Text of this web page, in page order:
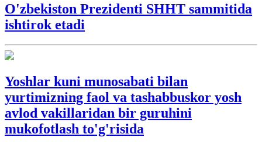
O'zbekiston Prezidenti SHHT sammitida
ishtirok etadi
Yoshlar kuni munosabati bilan
yurtimizning faol va tashabbuskor yosh
avlod vakillaridan bir guruhini
mukofotlash to'g'risida